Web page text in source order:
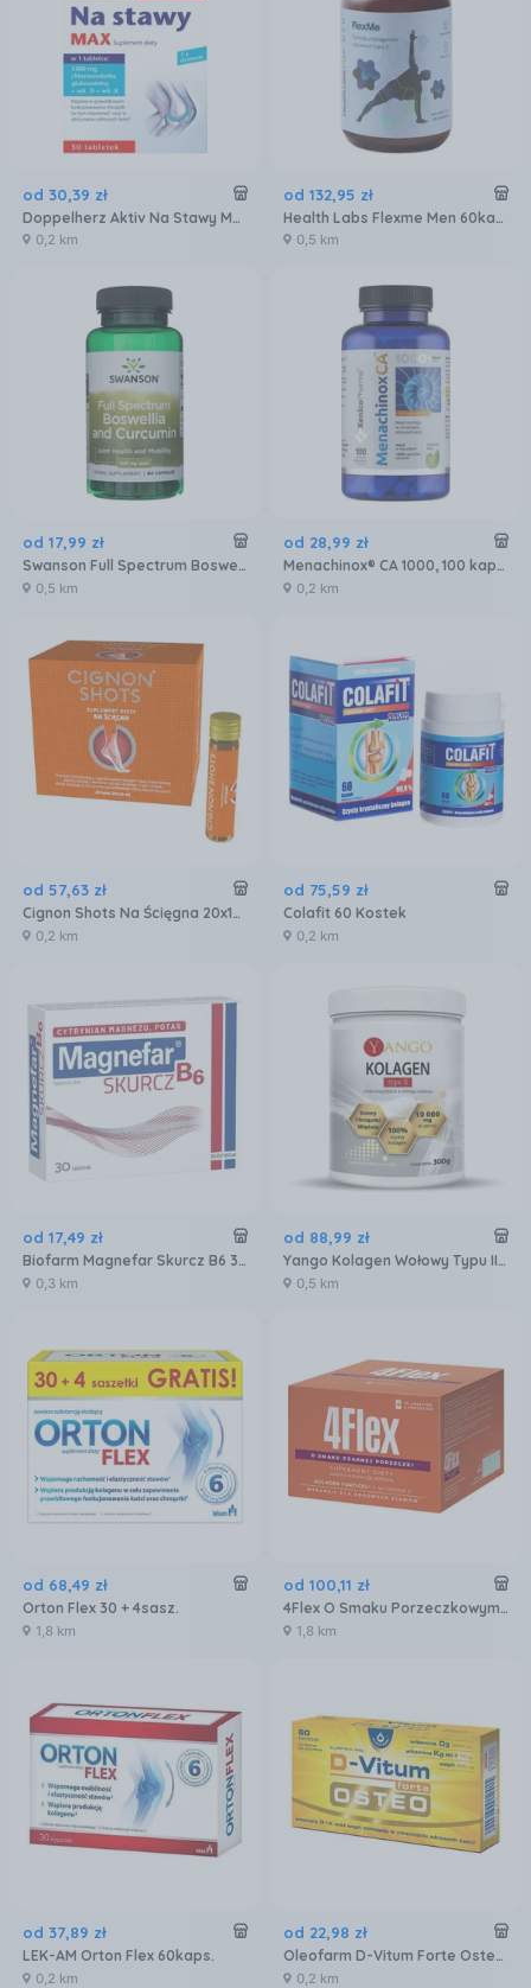
od 30,39 zł
Doppelherz Aktiv Na Stawy Max 30tabl.
0,2 km
od 132,95 zł
Health Labs Flexme Men 60kaps.
0,5 km
od 17,99 zł
Swanson Full Spectrum Boswellia & Curcumin Boswellia I Kurkumina 60kaps.
0,5 km
od 28,99 zł
Menachinox® CA 1000, 100 kaps. roślinnych
0,2 km
od 57,63 zł
Cignon Shots Na Ścięgna 20x10ml
0,2 km
od 75,59 zł
Colafit 60 Kostek
0,2 km
od 17,49 zł
Biofarm Magnefar Skurcz B6 30szt.
0,3 km
od 88,99 zł
Yango Kolagen Wołowy Typu II 300g
0,5 km
od 68,49 zł
Orton Flex 30 + 4sasz.
1,8 km
od 100,11 zł
4Flex O Smaku Porzeczkowym 30sasz.
1,8 km
od 37,89 zł
LEK-AM Orton Flex 60kaps.
0,2 km
od 22,98 zł
Oleofarm D-Vitum Forte Osteo 60tabl.
0,2 km